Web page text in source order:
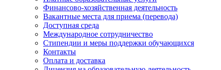
Финансово-хозяйственная деятельность
Вакантные места для приема (перевода)
Доступная среда
Международное сотрудничество
Стипендии и меры поддержки обучающихся
Контакты
Оплата и доставка